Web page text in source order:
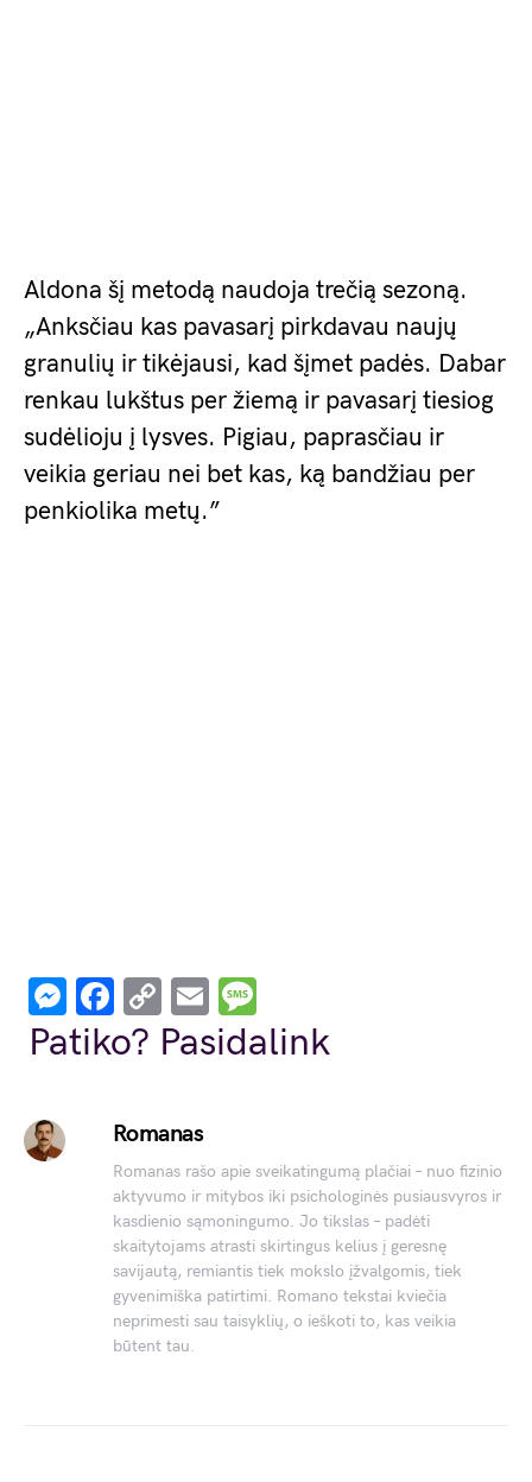
Aldona šį metodą naudoja trečią sezoną.
„Anksčiau kas pavasarį pirkdavau naujų
granulių ir tikėjausi, kad šįmet padės. Dabar
renkau lukštus per žiemą ir pavasarį tiesiog
sudėlioju į lysves. Pigiau, paprasčiau ir
veikia geriau nei bet kas, ką bandžiau per
penkiolika metų.”
Messenger
Facebook
Copy
Link
Email
Patiko? Pasidalink
Romanas
Romanas rašo apie sveikatingumą plačiai – nuo fizinio
aktyvumo ir mitybos iki psichologinės pusiausvyros ir
kasdienio sąmoningumo. Jo tikslas – padėti
skaitytojams atrasti skirtingus kelius į geresnę
savijautą, remiantis tiek mokslo įžvalgomis, tiek
gyvenimiška patirtimi. Romano tekstai kviečia
neprimesti sau taisyklių, o ieškoti to, kas veikia
būtent tau.